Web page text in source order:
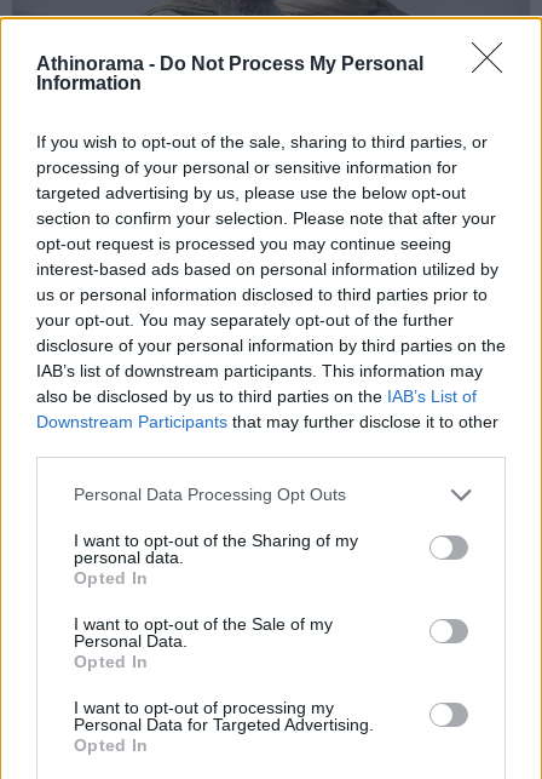
Athinorama - Do Not Process My Personal
Information
If you wish to opt-out of the sale, sharing to third parties, or
processing of your personal or sensitive information for
targeted advertising by us, please use the below opt-out
section to confirm your selection. Please note that after your
opt-out request is processed you may continue seeing
interest-based ads based on personal information utilized by
us or personal information disclosed to third parties prior to
your opt-out. You may separately opt-out of the further
disclosure of your personal information by third parties on the
IAB’s list of downstream participants. This information may
also be disclosed by us to third parties on the IAB’s List of
Downstream Participants that may further disclose it to other
Please note that this website/app uses one or more Google
not limited to your visit or usage behaviour. You may click to
grant or deny consent to Google and its third-party tags to
use your data for below specified purposes in below Google
consent section.
Personal Data Processing Opt Outs
I want to opt-out of the Sharing of my
personal data.
Opted In
I want to opt-out of the Sale of my
Personal Data.
Opted In
I want to opt-out of processing my
Personal Data for Targeted Advertising.
Opted In
To The Odyssey "σπάει ταμεία" παντού,
στο σπίτι... του χρόνου
Η επική ταινία του Christopher Nolan δεν θα είναι διαθέσιμη για
αγορά, ενοικίαση ή streaming φέτος - όλοι οι λόγοι
ΣΤΟ ΠΡΟΣΚΗΝΙΟ
The Super Mario Bros Movie: το όνομα... "μετράει"
ακόμη
Η απίθανη εισπρακτική επιτυχία του απόδειξη της δύναμης των
συνολικά;